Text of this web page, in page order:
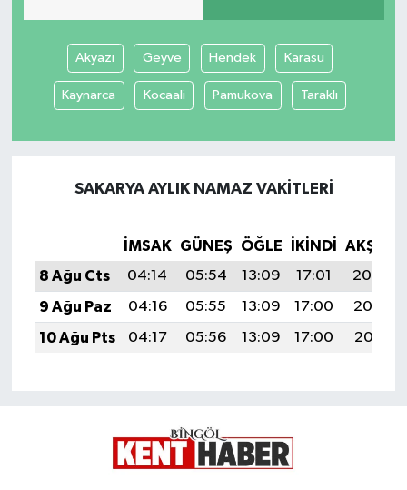
Akyazı Geyve Hendek Karasu
Kaynarca Kocaali Pamukova Taraklı
SAKARYA AYLIK NAMAZ VAKITLERI
İMSAK GÜNEŞ ÖĞLE İKINDI
AKŞAM
8 Ağu Cts
04:14 05:54 13:09 17:01
20:14
9 Ağu Paz
04:16 05:55 13:09 17:00
20:13
10 Ağu Pts
04:17 05:56 13:09 17:00 20:11